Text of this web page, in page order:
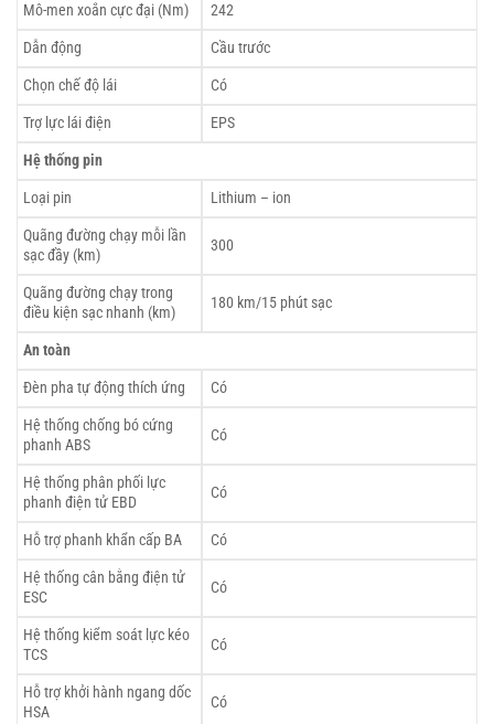
Mô-men xoắn cực đại (Nm)
242
Dẫn động
Cầu trước
Chọn chế độ lái
Có
Trợ lực lái điện
EPS
Hệ thống pin
Loại pin
Lithium – ion
Quãng đường chạy mỗi lần
sạc đầy (km)
300
Quãng đường chạy trong
điều kiện sạc nhanh (km)
180 km/15 phút sạc
An toàn
Đèn pha tự động thích ứng
Có
Hệ thống chống bó cứng
phanh ABS
Có
Hệ thống phân phối lực
phanh điện tử EBD
Có
Hỗ trợ phanh khẩn cấp BA
Có
Hệ thống cân bằng điện tử
ESC
Có
Hệ thống kiểm soát lực kéo
TCS
Có
Hỗ trợ khởi hành ngang dốc
HSA
Có